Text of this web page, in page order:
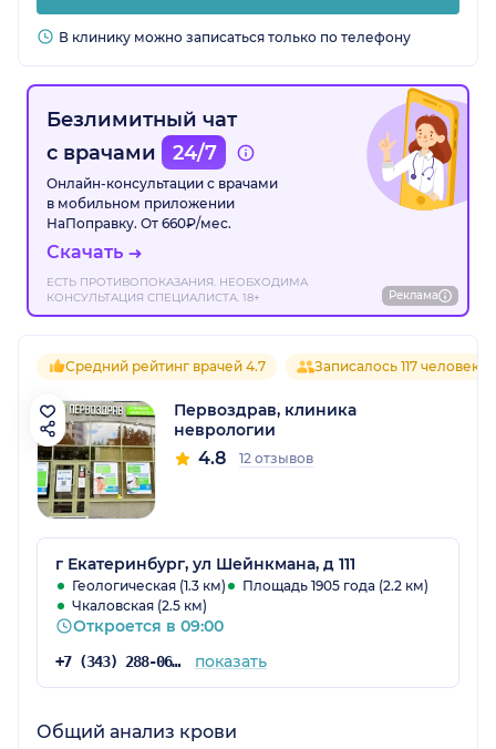
В клинику можно записаться только по телефону
Безлимитный чат
с врачами
24/7
Онлайн-консультации с врачами
в мобильном приложении
НаПоправку. От 660₽/мес.
Скачать
ЕСТЬ ПРОТИВОПОКАЗАНИЯ. НЕОБХОДИМА
КОНСУЛЬТАЦИЯ СПЕЦИАЛИСТА. 18+
Реклама
Средний рейтинг врачей 4.7 Записалось 117 человек
Первоздрав, клиника
неврологии
4.8 12 отзывов
г Екатеринбург, ул Шейнкмана, д 111
Геологическая (1.3 км)
Площадь 1905 года (2.2 км)
Чкаловская (2.5 км)
Откроется в 09:00
+7 (343) 288-06-62 показать
Общий анализ крови